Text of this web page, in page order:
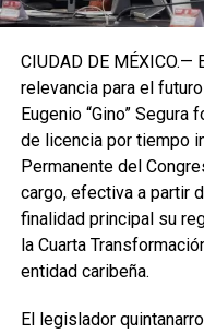
CIUDAD DE
relevancia para el
Eugenio “Gino”
de licencia por tiempo
Permanente del
cargo, efectiva a partir
finalidad principal su
la Cuarta
entidad caribeña.
El legislador